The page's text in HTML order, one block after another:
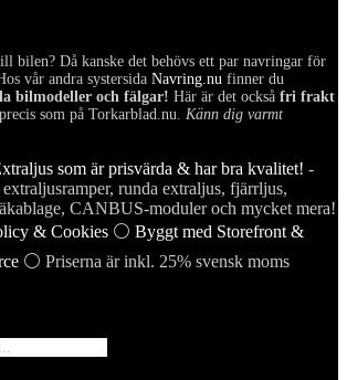
bilen? Då kanske det behövs ett par navringar för
vår andra systersida Navring.nu finner du
bilmodeller och fälgar! Här är det också fri frakt
precis som på Torkarblad.nu. Känn dig varmt
som är prisvärda & har bra kvalitet! -
runda extraljus, fjärrljus,
CANBUS-moduler och mycket mera!
& Cookies ⚪ Byggt med Storefront &
⚪ Priserna är inkl. 25% svensk moms